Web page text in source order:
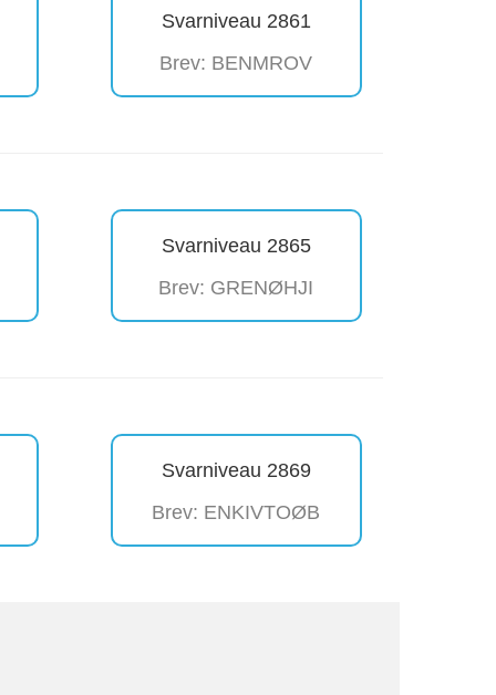
Svarniveau 2861
Brev: BENMROV
Svarniveau 2865
Brev: GRENØHJI
Svarniveau 2869
Brev: ENKIVTOØB